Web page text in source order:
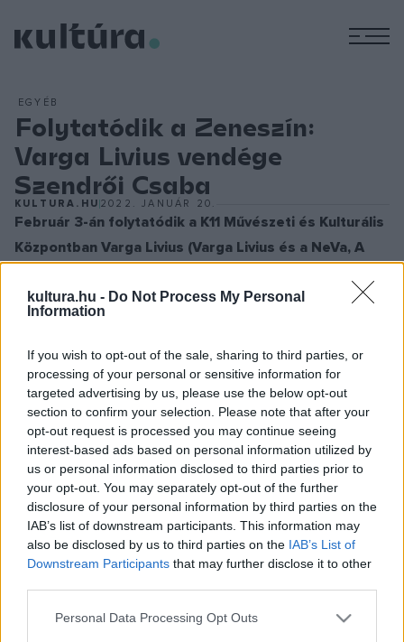
kultura.hu - Do Not Process My Personal
Information
If you wish to opt-out of the sale, sharing to third parties, or
processing of your personal or sensitive information for
targeted advertising by us, please use the below opt-out
section to confirm your selection. Please note that after your
opt-out request is processed you may continue seeing
interest-based ads based on personal information utilized by
us or personal information disclosed to third parties prior to
your opt-out. You may separately opt-out of the further
disclosure of your personal information by third parties on the
IAB’s list of downstream participants. This information may
also be disclosed by us to third parties on the IAB’s List of
Downstream Participants that may further disclose it to other
Please note that this website/app uses one or more Google
Personal Data Processing Opt Outs
EGYÉB
Folytatódik a Zeneszín:
Varga Livius vendége
Szendrői Csaba
KULTURA.HU 2022. JANUÁR 20.
Február 3-án folytatódik a K11 Művészeti és Kulturális
Központban Varga Livius (Varga Livius és a NeVa, A
melynek vendége ezúttal Szendrői Csaba, az Elefánt
A rendszeresen jelentkező sorozatot 2020 októbere óta –
a lehetőségek mentén online vagy élő formában – tartották
meg. Az azóta eltelt időszakban Livius vendége volt többek
között Agócs Márton (Aurevoir.), Pásztor Anna és Szűcs
Krisztián (pl. Heaven Street Seven).
A február 3-iesemény19 órakor kezdődik, melynek során
nemcsak az Elefánt dalszerzőjének életéről tudhatunk meg
többet, de Liviusszal közösen hangszert is ragadnak, hogy
eljátsszanak néhány, az életmű szempontjából fontos dalt a